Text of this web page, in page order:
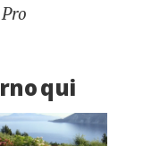
qui